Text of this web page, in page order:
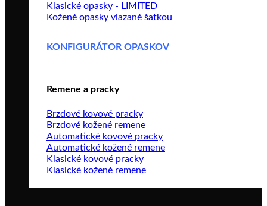
Klasické opasky - LIMITED
Kožené opasky viazané šatkou
KONFIGURÁTOR OPASKOV
Remene a pracky
Brzdové kovové pracky
Brzdové kožené remene
Automatické kovové pracky
Automatické kožené remene
Klasické kovové pracky
Klasické kožené remene